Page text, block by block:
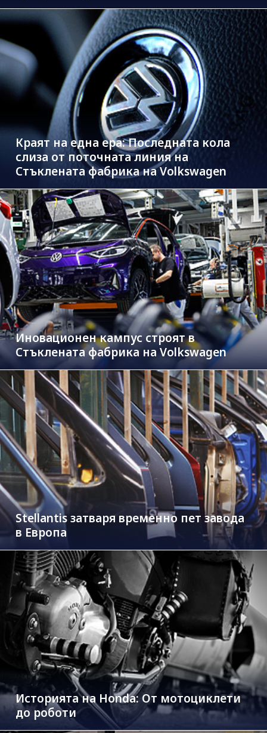
Краят на една ера: Последната кола
слиза от поточната линия на
Стъклената фабрика на Volkswagen
Иновационен кампус строят в
Стъклената фабрика на Volkswagen
Stellantis затваря временно пет завода
в Европа
Историята на Honda: От мотоциклети
до роботи